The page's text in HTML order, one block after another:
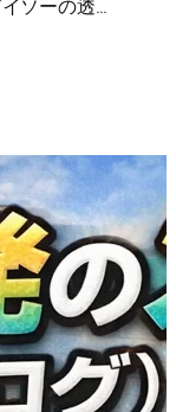
ソーの透…